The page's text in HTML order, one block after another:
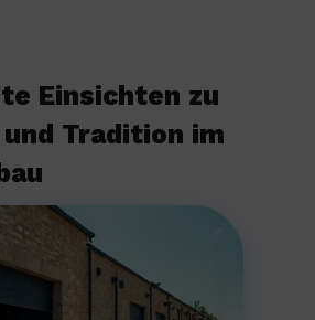
Einsichten zu
Tradition im